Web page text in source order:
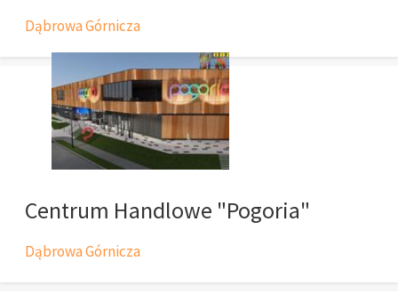
Dąbrowa Górnicza
Centrum Handlowe "Pogoria"
Dąbrowa Górnicza